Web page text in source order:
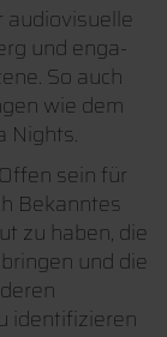
audiovisuelle
und enga-
So auch
wie dem
Nights.
sein für
Bekanntes
zu haben, die
und die
identifizieren